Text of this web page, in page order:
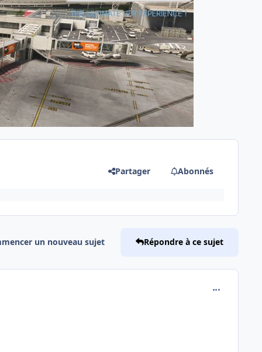
Partager Abonnés
un nouveau sujet Répondre à ce sujet